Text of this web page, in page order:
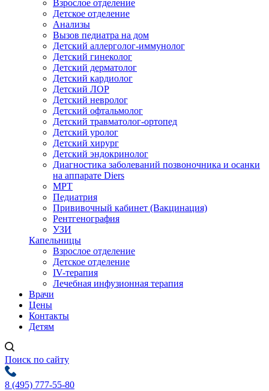
Взрослое отделение
Детское отделение
Анализы
Вызов педиатра на дом
Детский аллерголог-иммунолог
Детский гинеколог
Детский дерматолог
Детский кардиолог
Детский ЛОР
Детский невролог
Детский офтальмолог
Детский травматолог-ортопед
Детский уролог
Детский хирург
Детский эндокринолог
Диагностика заболеваний позвоночника и осанки
на аппарате Diers
МРТ
Педиатрия
Прививочный кабинет (Вакцинация)
Рентгенография
УЗИ
Капельницы
Взрослое отделение
Детское отделение
IV-терапия
Лечебная инфузионная терапия
Врачи
Цены
Контакты
Детям
Поиск по сайту
8 (495) 777-55-80